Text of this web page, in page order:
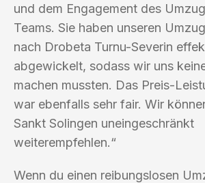
und dem Engagement des
Teams. Sie haben unseren
nach Drobeta Turnu-Severin
abgewickelt, sodass wir uns
machen mussten. Das Preis-
war ebenfalls sehr fair. Wir
Sankt Solingen uneingeschränkt
weiterempfehlen.“
Wenn du einen reibungslosen